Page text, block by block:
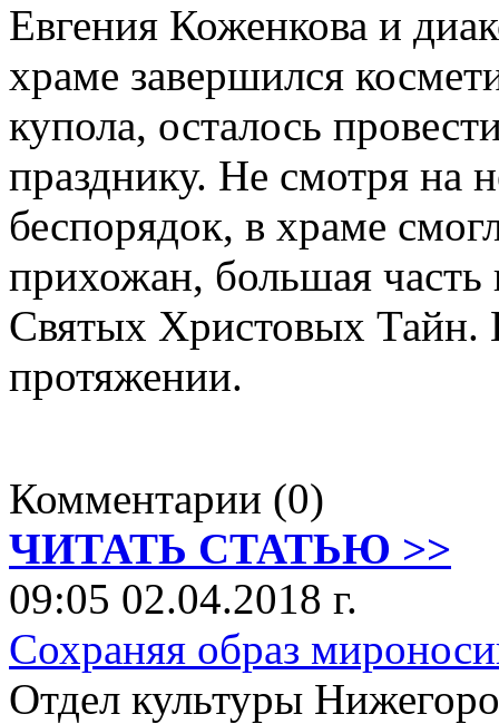
Евгения Коженкова и
храме завершился
купола, осталось
празднику. Не смотря на
беспорядок, в храме
прихожан, большая часть
Святых Христовых Тайн.
протяжении.
Комментарии (0)
ЧИТАТЬ СТАТЬЮ >>
09:05 02.04.2018 г.
Сохраняя образ
Отдел культуры